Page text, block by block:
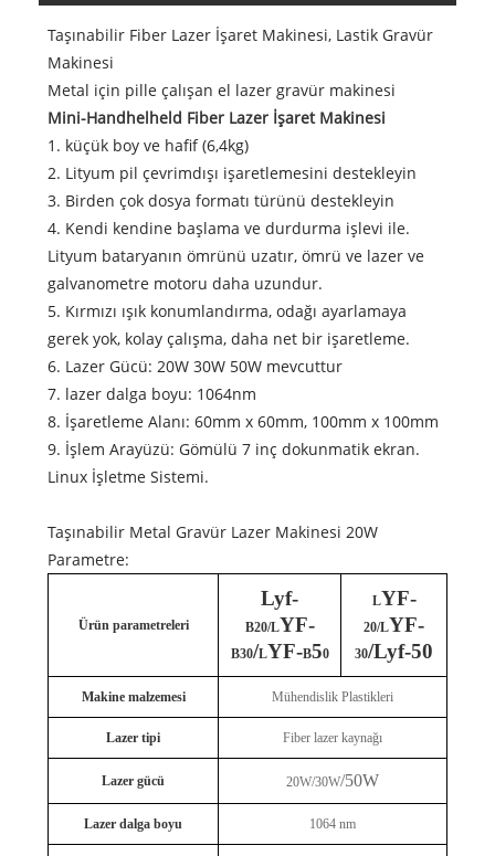
Taşınabilir Fiber Lazer İşaret Makinesi, Lastik Gravür
Makinesi
Metal için pille çalışan el lazer gravür makinesi
Mini-Handhelheld Fiber Lazer İşaret Makinesi
1. küçük boy ve hafif (6,4kg)
2. Lityum pil çevrimdışı işaretlemesini destekleyin
3. Birden çok dosya formatı türünü destekleyin
4. Kendi kendine başlama ve durdurma işlevi ile.
Lityum bataryanın ömrünü uzatır, ömrü ve lazer ve
galvanometre motoru daha uzundur.
5. Kırmızı ışık konumlandırma, odağı ayarlamaya
gerek yok, kolay çalışma, daha net bir işaretleme.
6. Lazer Gücü: 20W 30W 50W mevcuttur
7. lazer dalga boyu: 1064nm
8. İşaretleme Alanı: 60mm x 60mm, 100mm x 100mm
9. İşlem Arayüzü: Gömülü 7 inç dokunmatik ekran.
Linux İşletme Sistemi.
Taşınabilir Metal Gravür Lazer Makinesi 20W
Parametre:
Ürün parametreleri
Lyf-
B20/LYF-
B30/LYF-B50
LYF-
20/LYF-
30/Lyf-50
Makine malzemesi Mühendislik Plastikleri
Lazer tipi Fiber lazer kaynağı
Lazer gücü 20W/30W/50W
Lazer dalga boyu 1064 nm